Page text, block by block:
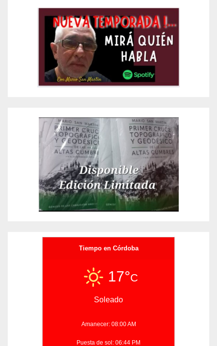
Tiempo en Córdoba
17°C
Soleado
Amanecer: 08:00 AM
Puesta de sol: 06:44 PM